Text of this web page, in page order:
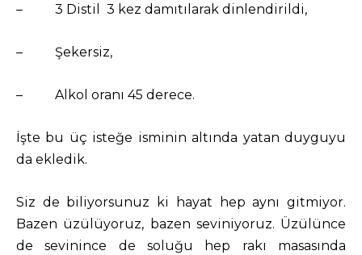
– 3 Distil 3 kez damıtılarak dinlendirildi,
– Şekersiz,
– Alkol oranı 45 derece.
İşte bu üç isteğe isminin altında yatan duyguyu
da ekledik.
Siz de biliyorsunuz ki hayat hep aynı gitmiyor.
Bazen üzülüyoruz, bazen seviniyoruz. Üzülünce
de sevinince de soluğu hep rakı masasında